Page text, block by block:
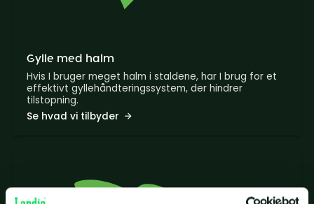
Gylle med halm
Hvis I bruger meget halm i staldene, har I brug for et
effektivt gyllehåndteringssystem, der hindrer
tilstopning.
Se hvad vi tilbyder